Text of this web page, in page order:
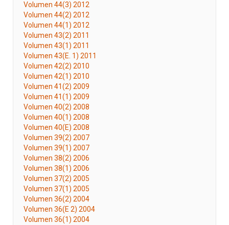
Volumen 44(3) 2012
Volumen 44(2) 2012
Volumen 44(1) 2012
Volumen 43(2) 2011
Volumen 43(1) 2011
Volumen 43(E. 1) 2011
Volumen 42(2) 2010
Volumen 42(1) 2010
Volumen 41(2) 2009
Volumen 41(1) 2009
Volumen 40(2) 2008
Volumen 40(1) 2008
Volumen 40(E) 2008
Volumen 39(2) 2007
Volumen 39(1) 2007
Volumen 38(2) 2006
Volumen 38(1) 2006
Volumen 37(2) 2005
Volumen 37(1) 2005
Volumen 36(2) 2004
Volumen 36(E 2) 2004
Volumen 36(1) 2004